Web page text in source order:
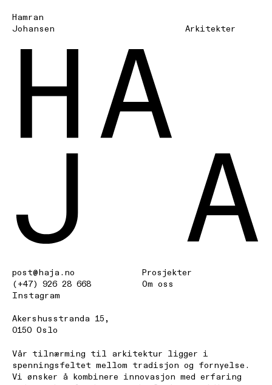
Hamran
Johansen
Arki­tekter
post@haja.no
(+47) 926 28 668
Instagram
Akershusstranda 15 ,
0150 Oslo
Prosjekter
Om oss
Vår tilnærming til arkitektur ligger i
spenningsfeltet mellom tradisjon og fornyelse.
Vi ønsker å kombinere innovasjon med erfaring